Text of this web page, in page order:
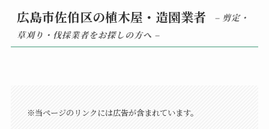
広島市佐伯区の植木屋・造園業者
– 剪定・
草刈り・伐採業者をお探しの方へ –
※当ページのリンクには広告が含まれています。